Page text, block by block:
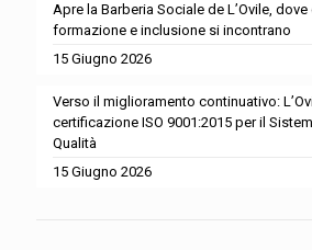
Apre la Barberia Sociale de L’Ovile,
formazione e inclusione si incontrano
15 Giugno 2026
Verso il miglioramento continuativo:
certificazione ISO 9001:2015 per il
Qualità
15 Giugno 2026